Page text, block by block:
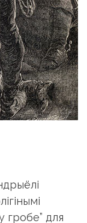
гробе” для